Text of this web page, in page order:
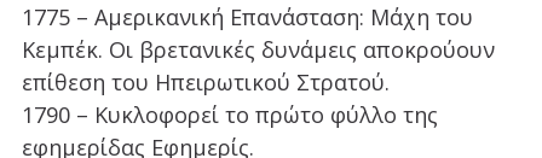
1775 – Αμερικανική Επανάσταση: Μάχη του
Κεμπέκ. Οι βρετανικές δυνάμεις αποκρούουν
επίθεση του Ηπειρωτικού Στρατού.
1790 – Κυκλοφορεί το πρώτο φύλλο της
εφημερίδας Εφημερίς.